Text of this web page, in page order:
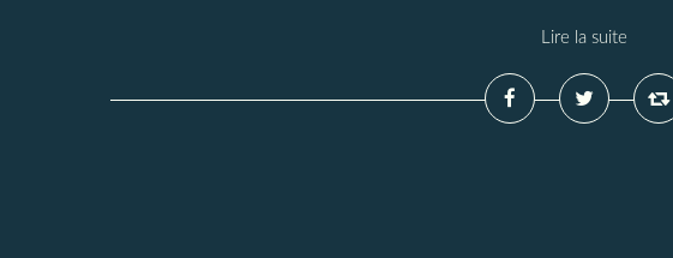
Lire la suite